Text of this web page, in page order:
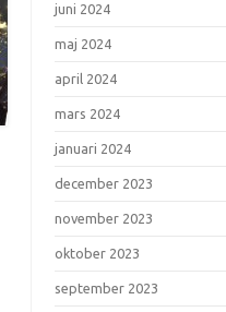
juni 2024
maj 2024
april 2024
mars 2024
januari 2024
december 2023
november 2023
oktober 2023
september 2023